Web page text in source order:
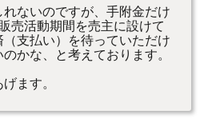
ないのですが、手附金だけ
売活動期間を売主に設けて
支払い）を待っていただけ
かな、と考えております。
ます。